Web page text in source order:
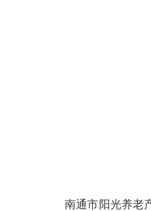
南通市阳光养老